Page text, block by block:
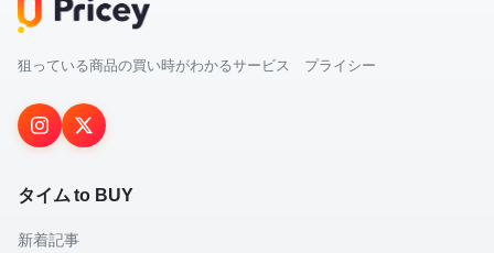
狙っている商品の買い時がわかるサービス プライシー
タイム to BUY
新着記事